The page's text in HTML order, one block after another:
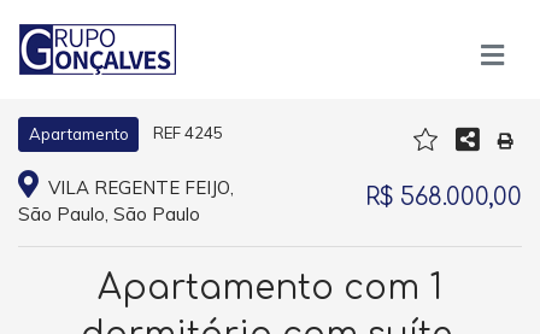
Apartamento REF 4245
VILA REGENTE FEIJO,
São Paulo, São Paulo
R$ 568.000,00
Apartamento com 1